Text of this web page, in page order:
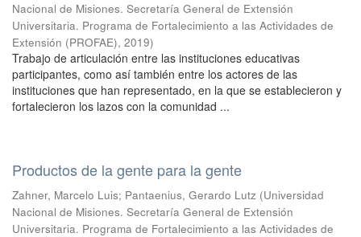
Nacional de Misiones. Secretaría General de Extensión
Universitaria. Programa de Fortalecimiento a las Actividades de
Extensión (PROFAE), 2019)
Trabajo de articulación entre las instituciones educativas
participantes, como así también entre los actores de las
instituciones que han representado, en la que se establecieron y
fortalecieron los lazos con la comunidad ...
Productos de la gente para la gente
Zahner, Marcelo Luis; Pantaenius, Gerardo Lutz (Universidad
Nacional de Misiones. Secretaría General de Extensión
Universitaria. Programa de Fortalecimiento a las Actividades de